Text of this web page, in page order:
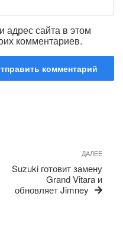
адрес сайта в этом
комментариев.
ДАЛЕЕ
Suzuki готовит замену
Grand Vitara и
обновляет Jimney